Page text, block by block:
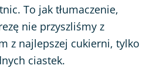
To jak tłumaczenie,
nie przyszliśmy z
z najlepszej cukierni, tylko
ciastek.